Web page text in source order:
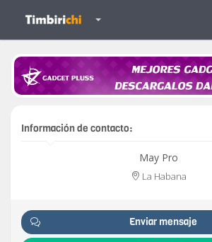
Información de contacto:
May Pro
La Habana
Enviar mensaje